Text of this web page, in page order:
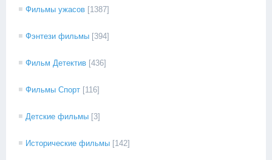
Фильмы ужасов [1387]
Фэнтези фильмы [394]
Фильм Детектив [436]
Фильмы Спорт [116]
Детские фильмы [3]
Исторические фильмы [142]